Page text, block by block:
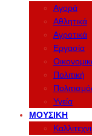
Αγορά
Αθλητικά
Αγροτικά
Εργασία
Πολιτική
Υγεία
ΜΟΥΣΙΚΉ